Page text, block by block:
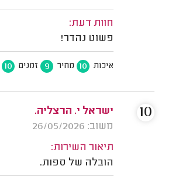
חוות דעת:
פשוט נהדר!
איכות 10 מחיר 9 זמנים 10
ישראל י. הרצליה.
משוב: 26/05/2026
תיאור השירות:
הובלה של ספות.
10